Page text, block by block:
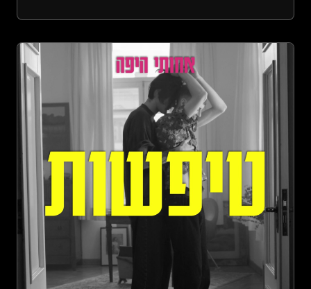
סיפורי אוננות מכיתה ז&#39;, סקס בשירותים בברצלונה וכאב גדול
של האוניברסיטה, וזוגיות עם אישה. את הנושא פיצלנו לשני חלקים
(כי חפרנו), החלק הראשון מתמקד בתהליך של צחי, והחלק השני
מתמקד בתהליך של יהונתן. חג גאווה שמח!הפניות:-
&quot;Pride&quot; from &quot;Atlas of the Heart: Mapping
Meaningful Connection and the Language of Human
Experience&quot; by Brené Brown, p. 242- הפרק בו דיברנו על
היציאה מהארון של צחי בפני המשפחה - חוסר תקווה, אבל בעצם
⁠https://open.spotify.com/episode/7JwXyGiwuNKIDf7K2Ql8h7⁠
https://achotihayafa.com/episodes/0223-hopelessness-
coming-out-of-the-closet/- הפרק בו דיברנו על היציאה מהארון
של יהונתן בפני ההורים - הימנעות, אבל בעצם דיברנו על פרידות,
צה&quot;ל ויציאה מהארון (עונה 1, פרק 12):
https://open.spotify.com/episode/6Spfuyt0VyYVL8f2DkRL29
https://achotihayafa.com/episodes/0112-avoidance-
farewells-idf-and-coming-out- Downs Alan, The Velvet Rage:
Overcoming the Pain of Growing Up Gay in a Straight
Man&#39;s World, 2005- עלות שקועה (Sunk Cost):